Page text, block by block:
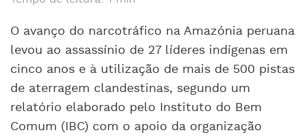
O avanço do narcotráfico na Amazónia peruana
levou ao assassínio de 27 líderes indígenas em
cinco anos e à utilização de mais de 500 pistas
de aterragem clandestinas, segundo um
relatório elaborado pelo Instituto do Bem
Comum (IBC) com o apoio da organização